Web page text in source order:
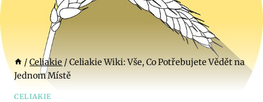
/ Celiakie / Celiakie Wiki: Vše, Co Potřebujete Vědět na
Jednom Místě
CELIAKIE